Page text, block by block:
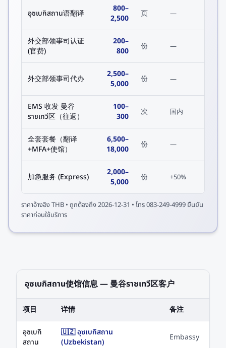
อุซเบกิสถาน语翻译 800–
2,500
页 —
外交部领事司认证
(官费)
200–
800
份 —
外交部领事司代办 2,500–
5,000
份 —
EMS 收发 曼谷
ราชเทวี区（往返）
100–
300
次 国内
全套套餐（翻译
+MFA+使馆）
6,500–
18,000
份 —
加急服务 (Express) 2,000–
5,000
份 +50%
ราคาอ้างอิงTHB • ถูกต้องถึง2026-12-31 • โทร 083-249-4999 ยืนยัน
ราคาก่อนใช้บริการ
อุซเบกิสถาน使馆信息 — 曼谷ราชเทวี区客户
项目 详情 备注
อุซเบกิ
สถาน
🇺🇿 อุซเบกิสถาน
(Uzbekistan)
Embassy